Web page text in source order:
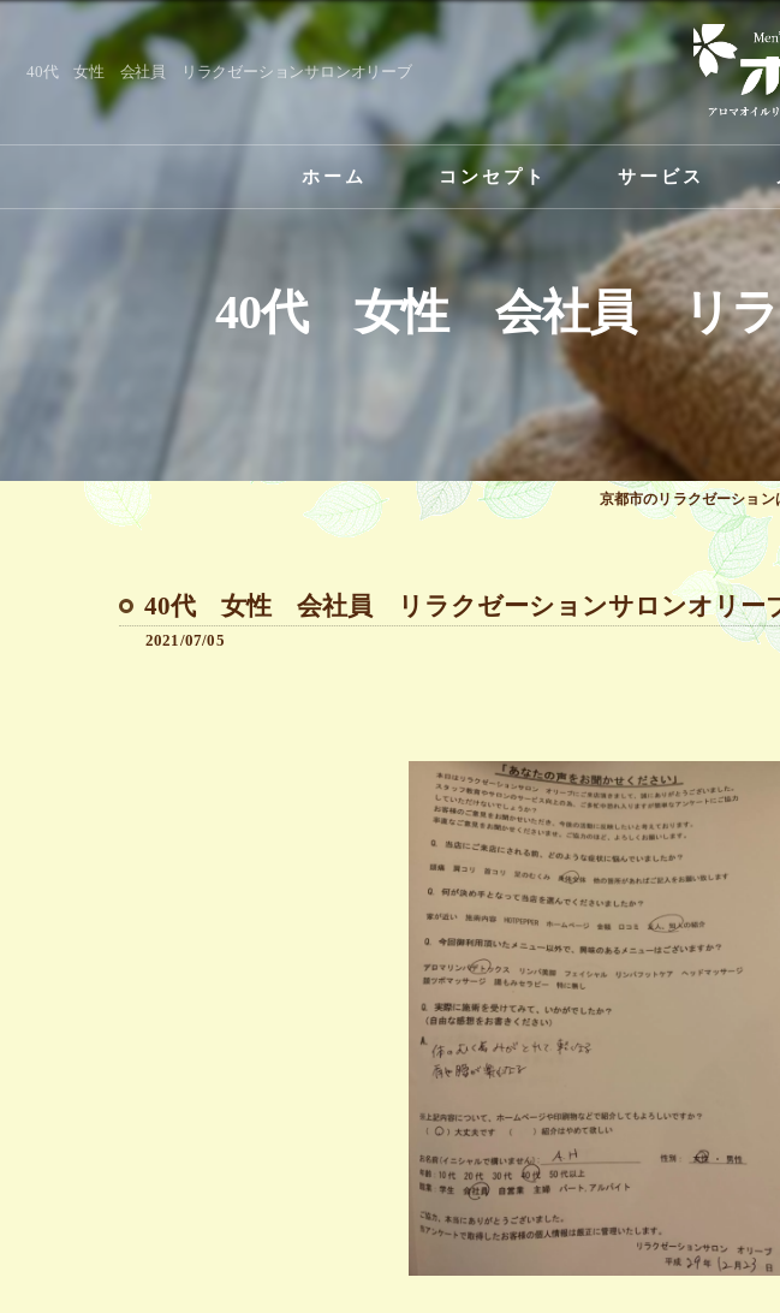
40代 女性 会社員 リラクゼーションサロンオリーブ
ホーム コンセプト サービス
40代 女性 会社員 リラ
京都市のリラクゼーショ
40代 女性 会社員 リラクゼーションサロンオリー
2021/07/05